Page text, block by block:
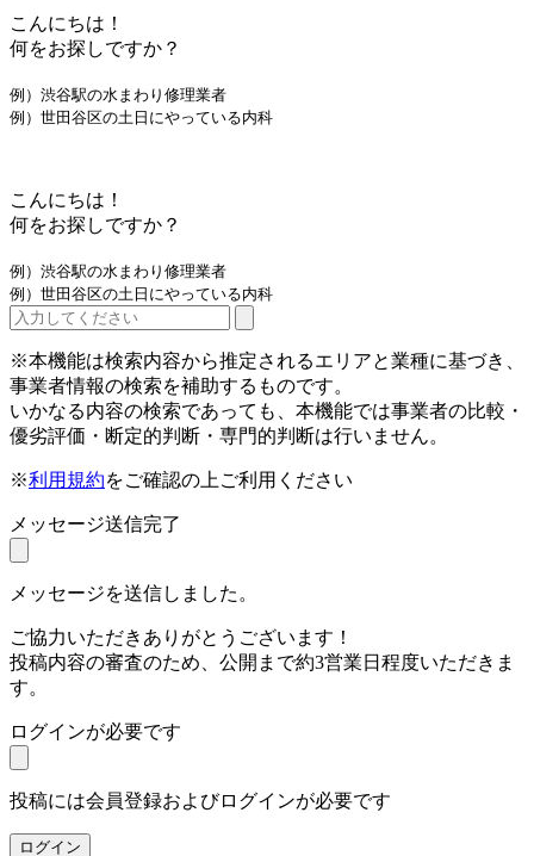
こんにちは！
何をお探しですか？
例）渋谷駅の水まわり修理業者
例）世田谷区の土日にやっている内科
こんにちは！
何をお探しですか？
例）渋谷駅の水まわり修理業者
例）世田谷区の土日にやっている内科
※本機能は検索内容から推定されるエリアと業種に基づき、
事業者情報の検索を補助するものです。
いかなる内容の検索であっても、本機能では事業者の比較・
優劣評価・断定的判断・専門的判断は行いません。
※利用規約をご確認の上ご利用ください
メッセージ送信完了
メッセージを送信しました。
ご協力いただきありがとうございます！
投稿内容の審査のため、公開まで約3営業日程度いただきま
す。
ログインが必要です
投稿には会員登録およびログインが必要です
ログイン